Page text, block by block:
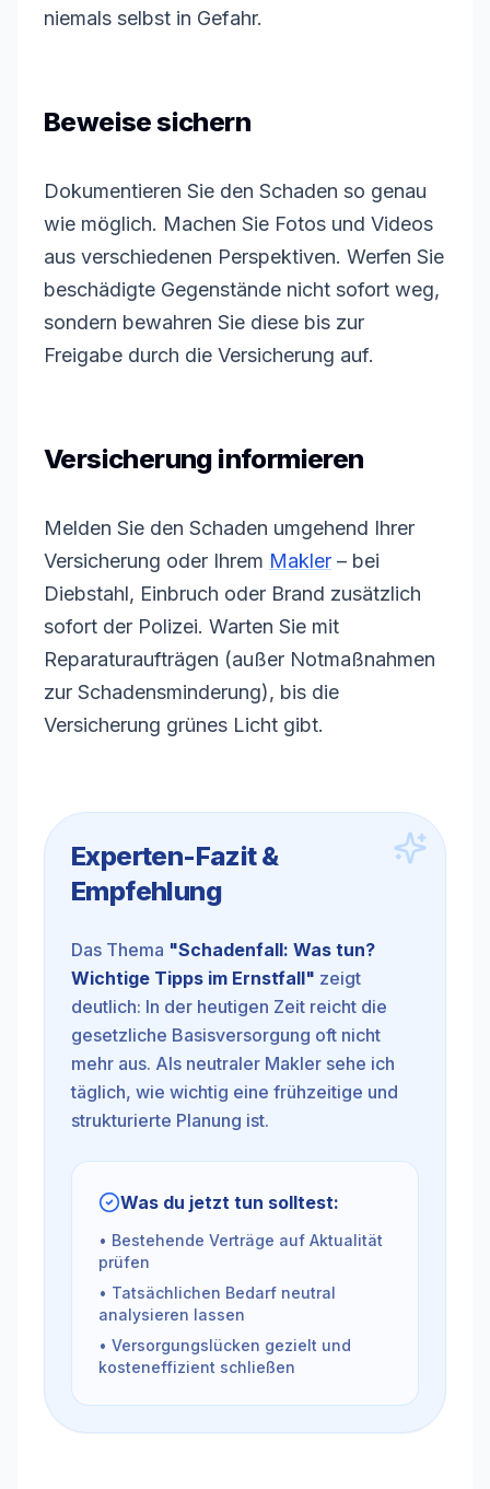
niemals selbst in Gefahr.
Beweise sichern
Dokumentieren Sie den Schaden so genau
wie möglich. Machen Sie Fotos und Videos
aus verschiedenen Perspektiven. Werfen Sie
beschädigte Gegenstände nicht sofort weg,
sondern bewahren Sie diese bis zur
Freigabe durch die Versicherung auf.
Versicherung informieren
Melden Sie den Schaden umgehend Ihrer
Versicherung oder Ihrem Makler – bei
Diebstahl, Einbruch oder Brand zusätzlich
sofort der Polizei. Warten Sie mit
Reparaturaufträgen (außer Notmaßnahmen
zur Schadensminderung), bis die
Versicherung grünes Licht gibt.
Experten-Fazit &
Empfehlung
Das Thema "Schadenfall: Was tun?
Wichtige Tipps im Ernstfall" zeigt
deutlich: In der heutigen Zeit reicht die
gesetzliche Basisversorgung oft nicht
mehr aus. Als neutraler Makler sehe ich
täglich, wie wichtig eine frühzeitige und
strukturierte Planung ist.
Was du jetzt tun solltest:
• Bestehende Verträge auf Aktualität
prüfen
• Tatsächlichen Bedarf neutral
analysieren lassen
• Versorgungslücken gezielt und
kosteneffizient schließen